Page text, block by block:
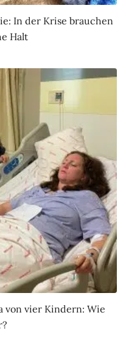
In der Krise brauchen
Halt
von vier Kindern: Wie